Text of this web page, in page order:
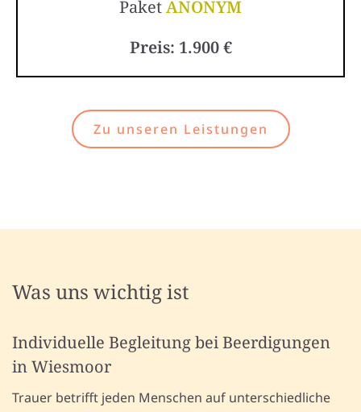
PaketANONYM
Preis: 1.900 €
Zu unseren Leistungen
Was uns wichtig ist
Individuelle Begleitung bei Beerdigungen
in Wiesmoor
Trauer betrifft jeden Menschen auf unterschiedliche